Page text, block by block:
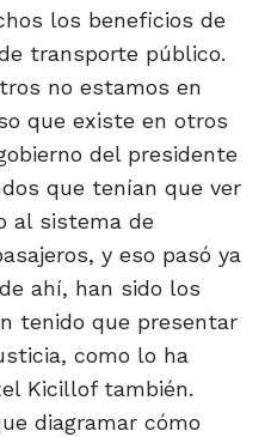
los beneficios de
transporte público.
no estamos en
que existe en otros
del presidente
que tenían que ver
al sistema de
y eso pasó ya
ahí, han sido los
tenido que presentar
como lo ha
Kicillof también.
diagramar cómo